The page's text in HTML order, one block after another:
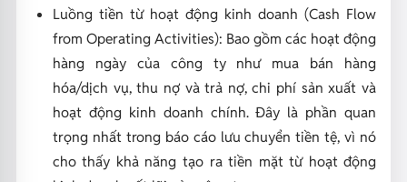
Luồng tiền từ hoạt động kinh doanh (Cash Flow
from Operating Activities): Bao gồm các hoạt động
hàng ngày của công ty như mua bán hàng
hóa/dịch vụ, thu nợ và trả nợ, chi phí sản xuất và
hoạt động kinh doanh chính. Đây là phần quan
trọng nhất trong báo cáo lưu chuyển tiền tệ, vì nó
cho thấy khả năng tạo ra tiền mặt từ hoạt động